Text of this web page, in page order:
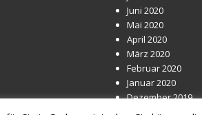
Juni 2020
Mai 2020
April 2020
März 2020
Februar 2020
Januar 2020
Dezember 2019